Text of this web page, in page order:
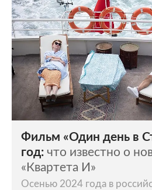
Фильм «Один день в
год: что известно о
«Квартета И»
Осенью 2024 года в